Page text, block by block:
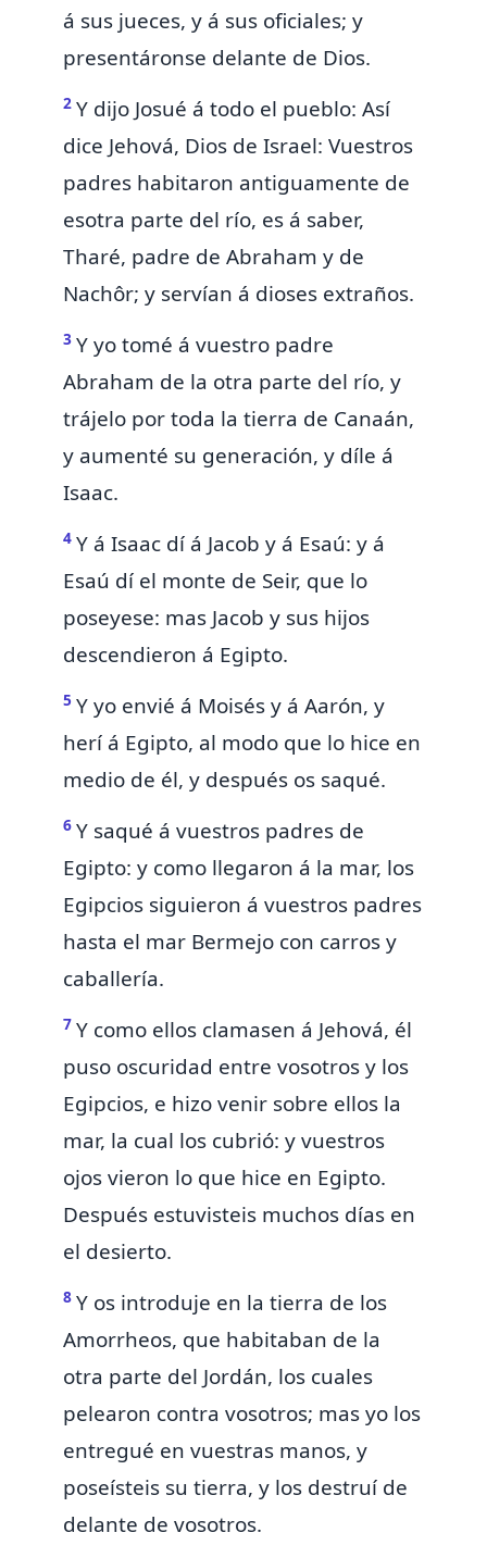
á sus jueces, y á sus oficiales; y
presentáronse delante de Dios.
2 Y dijo Josué á todo el pueblo: Así
dice Jehová, Dios de Israel: Vuestros
padres habitaron antiguamente de
esotra parte del río, es á saber,
Tharé, padre de Abraham y de
Nachôr; y servían á dioses extraños.
3 Y yotomé á vuestro padre
Abraham de la otra parte del río, y
trájelo por toda la tierra de Canaán,
y aumenté su generación, y díle á
Isaac.
4 Y á Isaac dí á Jacob y á Esaú: y á
Esaú dí el monte de Seir, que lo
poseyese: mas Jacob y sus hijos
descendieron á Egipto.
5 Yyo envié á Moisés y á Aarón, y
herí á Egipto, al modo que lo hice en
medio de él, y después os saqué.
6 Y saqué á vuestros padres de
Egipto: y como llegaron á la mar, los
Egipcios siguieron á vuestros padres
hasta el mar Bermejo con carros y
caballería.
7 Y como ellos clamasen á Jehová, él
puso oscuridad entre vosotros y los
Egipcios, e hizo venir sobre ellos la
mar, la cual los cubrió: yvuestros
ojos vieron lo que hice en Egipto.
Después estuvisteis muchos días en
el desierto.
8 Y os introduje en la tierra de los
Amorrheos, que habitaban de la
otra parte del Jordán, los cuales
pelearon contra vosotros; mas yo los
entregué en vuestras manos, y
poseísteis su tierra, y los destruí de
delante de vosotros.